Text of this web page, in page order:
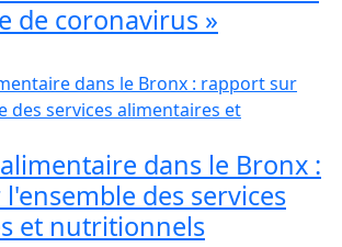
de coronavirus »
dans le Bronx :
des services
et nutritionnels